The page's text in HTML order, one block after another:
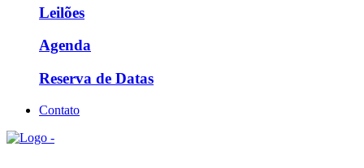
Leilões
Agenda
Reserva de Datas
Contato